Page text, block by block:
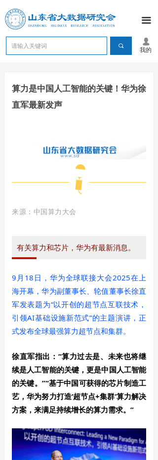
끀
끠
넙
我的
算力是中国人工智能的关键！华为徐
直军最新发声
来源：中国算力大会
有关算力和芯片，华为有最新消息。
9月18日，华为全球联接大会2025在上
海开幕，华为副董事长、轮值董事长徐直
军发表题为“以开创的超节点互联技术，
引领AI基础设施新范式”的主题演讲，正
式发布全球最强算力超节点和集群。
徐直军指出：“算力过去是、未来也将继
续是人工智能的关键，更是中国人工智能
的关键。”“基于中国可获得的芯片制造工
艺，华为努力打造‘超节点+集群’算力解决
方案，来满足持续增长的算力需求。”